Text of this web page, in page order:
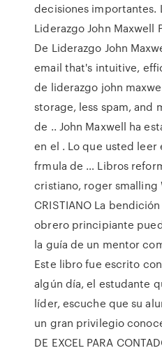
decisiones importantes.
Liderazgo John Maxwell
De Liderazgo John
email that's intuitive,
de liderazgo john
storage, less spam, and
de .. John Maxwell ha
en el . Lo que usted leer
frmula de … Libros
cristiano, roger smalling
CRISTIANO La
obrero principiante
la guía de un mentor
Este libro fue escrito
algún día, el estudante
líder, escuche que su
un gran privilegio
DE EXCEL PARA